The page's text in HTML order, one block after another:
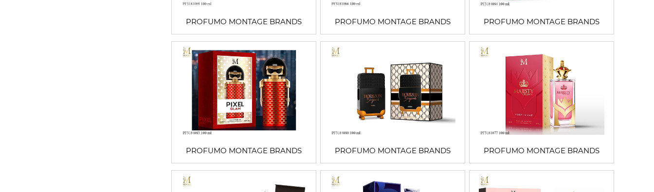
PROFUMO MONTAGE BRANDS PROFUMO MONTAGE BRANDS PROFUMO MONTAGE BRANDS
PROFUMO MONTAGE BRANDS PROFUMO MONTAGE BRANDS PROFUMO MONTAGE BRANDS